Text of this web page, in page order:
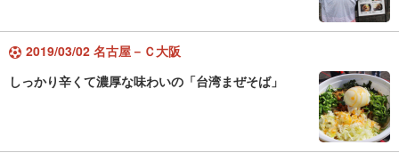
2019/03/02 名古屋－Ｃ大阪
しっかり辛くて濃厚な味わいの「台湾まぜそば」